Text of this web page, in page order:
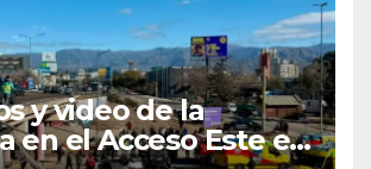
y video de la
en el Acceso Este en